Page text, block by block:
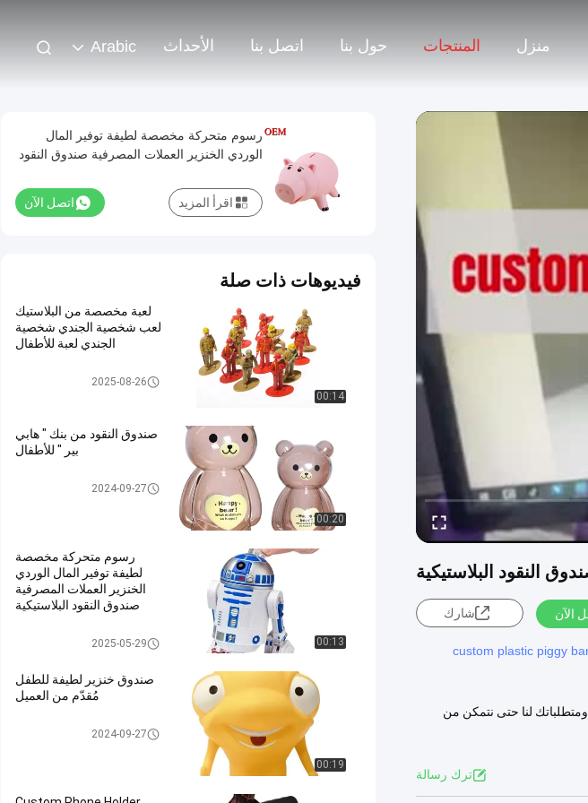
منزل المنتجات حول بنا اتصل بنا الأحداث Arabic
النقود البلاستيكية
الآن شارك
custom plastic piggy
لنا حتى نتمكن من
ترك رسالة
رسوم متحركة مخصصة لطيفة توفير المال
الوردي الخنزير العملات المصرفية صندوق النقود
اتصل الآن اقرأ المزيد
فيديوهات ذات صلة
00:14
لعبة مخصصة من البلاستيك
لعب شخصية الجندي شخصية
الجندي لعبة للأطفال
2025-08-26
00:20
صندوق النقود من بنك " هابي
بير " للأطفال
بنك الخنزير البلاستيكي /صندوق ال
2024-09-27
00:13
رسوم متحركة مخصصة
لطيفة توفير المال الوردي
الخنزير العملات المصرفية
صندوق النقود البلاستيكية
بنك الخنزير البلاستيكي /صندوق ال
2025-05-29
00:19
صندوق خنزير لطيفة للطفل
مُقدّم من العميل
بنك الخنزير البلاستيكي /صندوق ال
2024-09-27